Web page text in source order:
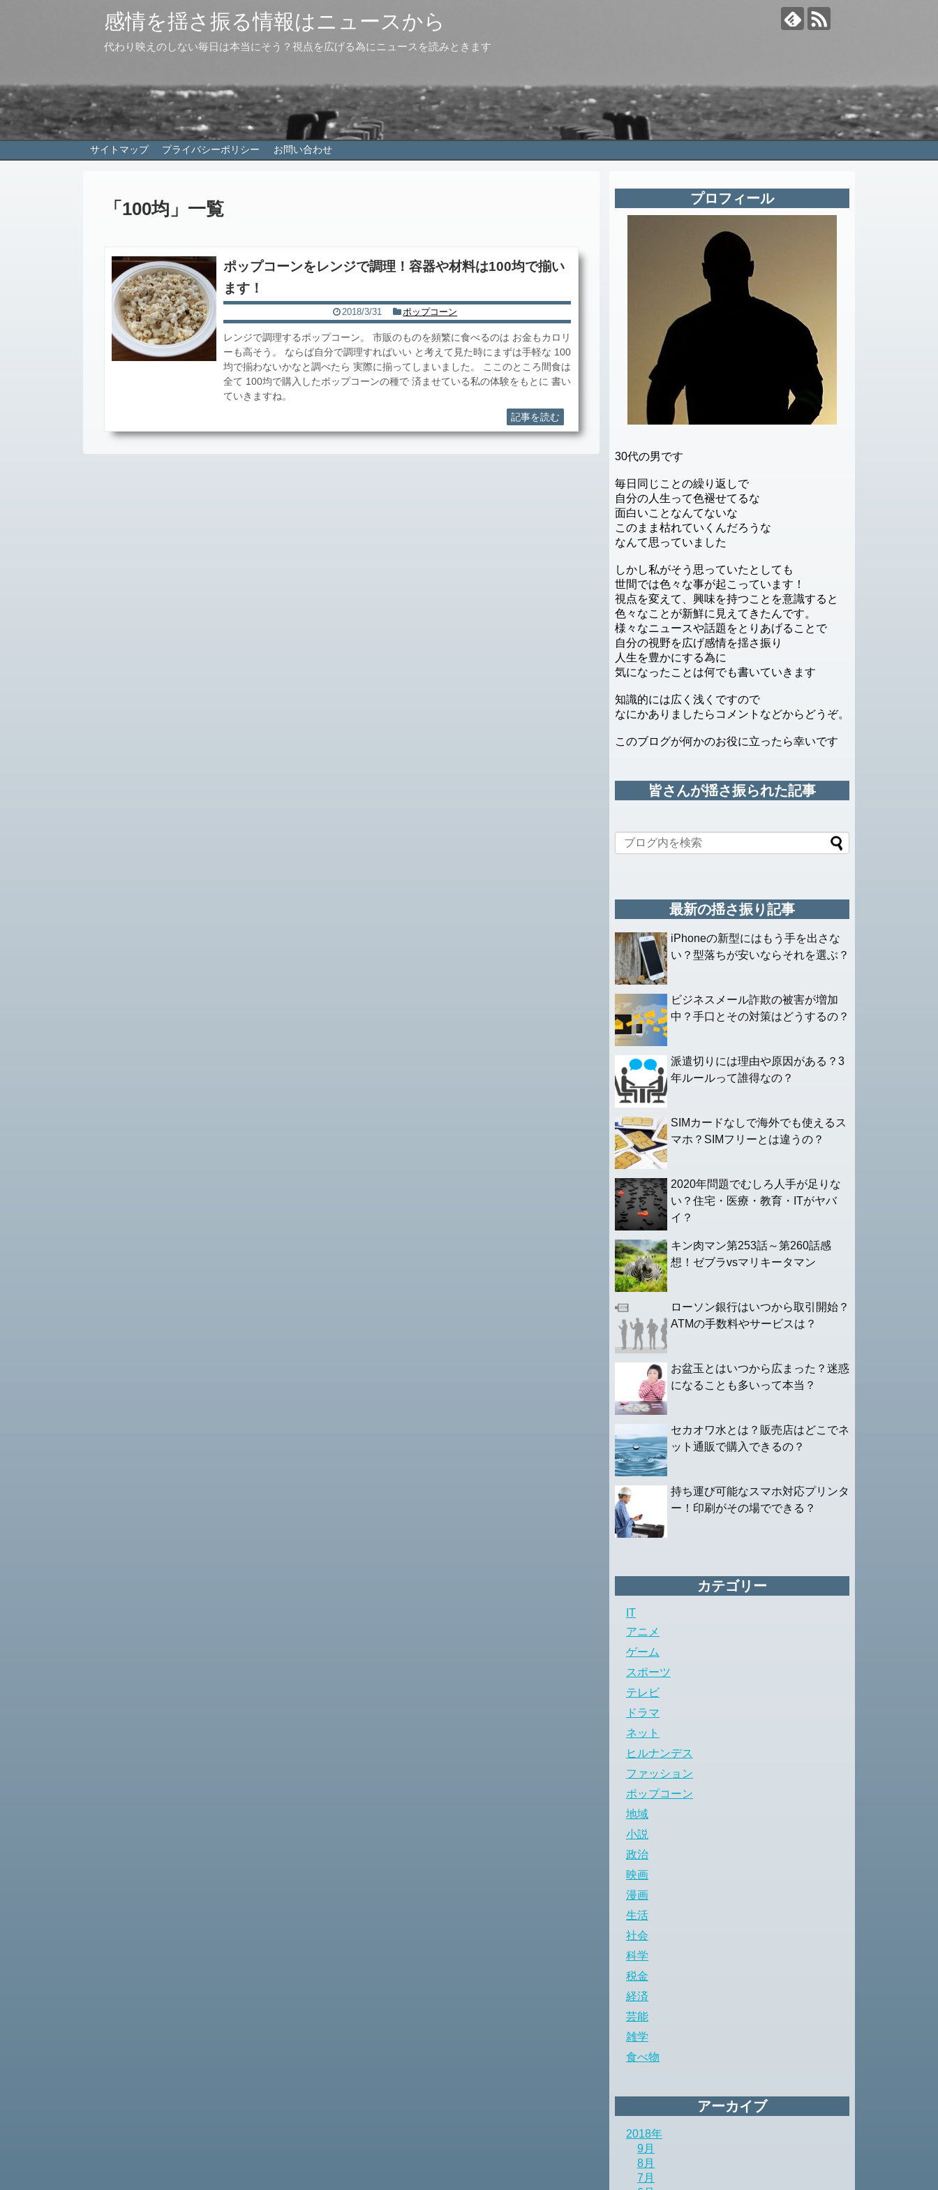
感情を揺さ振る情報はニュースから
代わり映えのしない毎日は本当にそう？視点を広げる為にニュースを読みときます
サイトマップ プライバシーポリシー お問い合わせ
「 100均 」 一覧
ポップコーンをレンジで調理！容器や材料は100均で揃い
ます！
2018/3/31 ポップコーン
レンジで調理するポップコーン。 市販のものを頻繁に食べるのは お金もカロリ
ーも高そう。 ならば自分で調理すればいい と考えて見た時にまずは手軽な 100
均で揃わないかなと調べたら 実際に揃ってしまいました。 ここのところ間食は
全て 100均で購入したポップコーンの種で 済ませている私の体験をもとに 書い
ていきますね。
記事を読む
プロフィール
30代の男です
毎日同じことの繰り返しで
自分の人生って色褪せてるな
面白いことなんてないな
このまま枯れていくんだろうな
なんて思っていました
しかし私がそう思っていたとしても
世間では色々な事が起こっています！
視点を変えて、興味を持つことを意識すると
色々なことが新鮮に見えてきたんです。
様々なニュースや話題をとりあげることで
自分の視野を広げ感情を揺さ振り
人生を豊かにする為に
気になったことは何でも書いていきます
知識的には広く浅くですので
なにかありましたらコメントなどからどうぞ。
このブログが何かのお役に立ったら幸いです
皆さんが揺さ振られた記事
最新の揺さ振り記事
iPhoneの新型にはもう手を出さな
い？型落ちが安いならそれを選ぶ？
ビジネスメール詐欺の被害が増加
中？手口とその対策はどうするの？
派遣切りには理由や原因がある？3
年ルールって誰得なの？
SIMカードなしで海外でも使えるス
マホ？SIMフリーとは違うの？
2020年問題でむしろ人手が足りな
い？住宅・医療・教育・ITがヤバ
イ？
キン肉マン第253話～第260話感
想！ゼブラvsマリキータマン
ローソン銀行はいつから取引開始？
ATMの手数料やサービスは？
お盆玉とはいつから広まった？迷惑
になることも多いって本当？
セカオワ水とは？販売店はどこでネ
ット通販で購入できるの？
持ち運び可能なスマホ対応プリンタ
ー！印刷がその場でできる？
カテゴリー
IT
アニメ
ゲーム
スポーツ
テレビ
ドラマ
ネット
ヒルナンデス
ファッション
ポップコーン
地域
小説
政治
映画
漫画
生活
社会
科学
税金
経済
芸能
雑学
食べ物
アーカイブ
2018年
9月
8月
7月